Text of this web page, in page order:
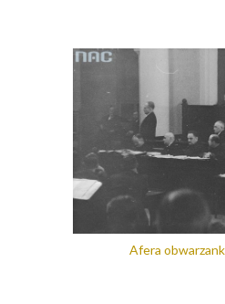
Afera